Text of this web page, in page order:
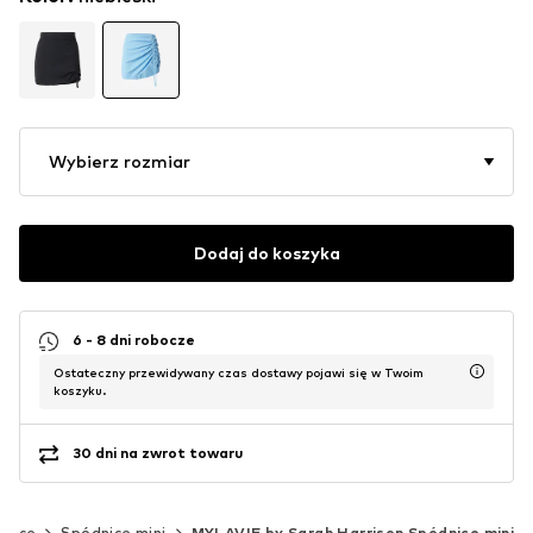
Wybierz rozmiar
Dodaj do koszyka
6 - 8 dni robocze
Ostateczny przewidywany czas dostawy pojawi się w Twoim
koszyku.
30 dni na zwrot towaru